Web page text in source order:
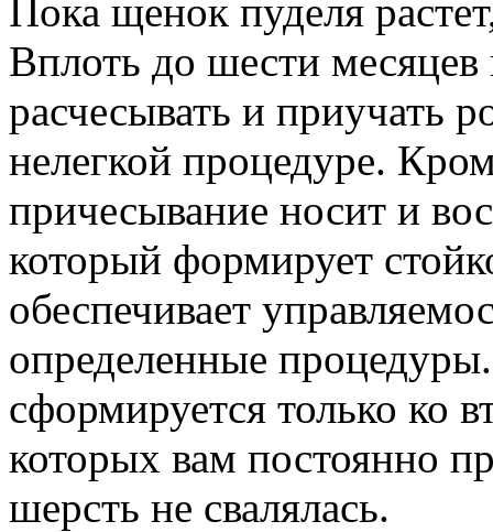
Пока щенок пуделя
Вплоть до шести месяцев
расчесывать и приучать
нелегкой процедуре.
причесывание носит и
который формирует
обеспечивает
определенные
сформируется только ко
которых вам постоянно
шерсть не свалялась.